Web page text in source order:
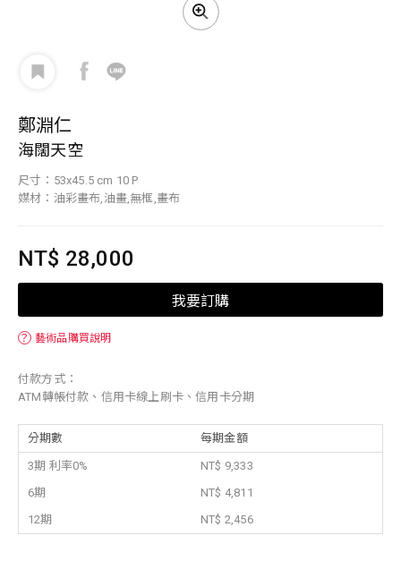
鄭淵仁
海闊天空
尺寸：53x45.5 cm 10 P
媒材：油彩畫布,油畫,無框,畫布
NT$ 28,000
我要訂購
？ 藝術品購買說明
付款方式：
ATM轉帳付款、信用卡線上刷卡、信用卡分期
分期數 每期金額
3期 利率0%
NT$ 9,333
6期
NT$ 4,811
12期
NT$ 2,456